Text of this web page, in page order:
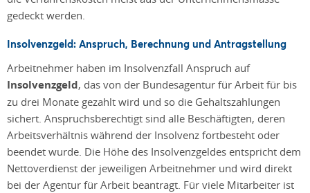
gedeckt werden.
Insolvenzgeld: Anspruch, Berechnung und Antragstellung
Arbeitnehmer haben im Insolvenzfall Anspruch auf
Insolvenzgeld, das von der Bundesagentur für Arbeit für bis
zu drei Monate gezahlt wird und so die Gehaltszahlungen
sichert. Anspruchsberechtigt sind alle Beschäftigten, deren
Arbeitsverhältnis während der Insolvenz fortbesteht oder
beendet wurde. Die Höhe des Insolvenzgeldes entspricht dem
Nettoverdienst der jeweiligen Arbeitnehmer und wird direkt
bei der Agentur für Arbeit beantragt. Für viele Mitarbeiter ist